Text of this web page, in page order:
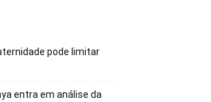
pode limitar
entra em análise da